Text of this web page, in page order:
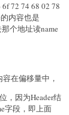
72 74 68 02 78
内容也是
个地址读name
在偏移量中，
，因为Header结
字段，即上面